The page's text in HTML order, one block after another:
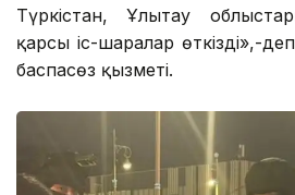
Түркістан, Ұлытау
қарсы іс-шаралар өткізді»,-
баспасөз қызметі.